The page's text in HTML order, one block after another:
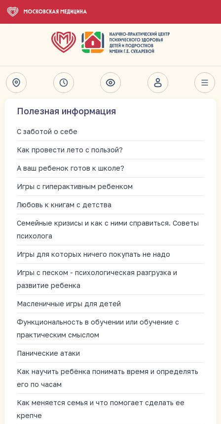
Полезная информация
С заботой о себе
Как провести лето с пользой?
А ваш ребенок готов к школе?
Игры с гиперактивным ребенком
Любовь к книгам с детства
Семейные кризисы и как с ними справиться. Советы
психолога
Игры для которых ничего покупать не надо
Игры с песком - психологическая разгрузка и
развитие ребенка
Масленичные игры для детей
Функциональность в обучении или обучение с
практическим смыслом
Панические атаки
Как научить ребёнка понимать время и определять
его по часам
Как меняется семья и что помогает сделать ее
крепче